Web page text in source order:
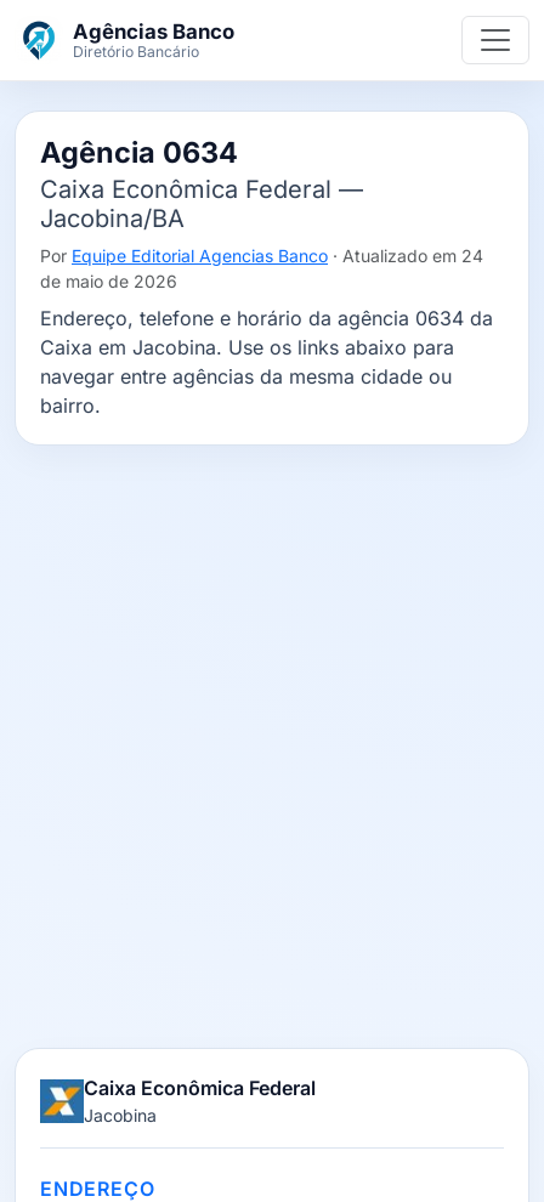
Agências Banco
Diretório Bancário
Agência 0634
Caixa Econômica Federal —
Jacobina/BA
Por Equipe Editorial Agencias Banco · Atualizado em 24
de maio de 2026
Endereço, telefone e horário da agência 0634 da
Caixa em Jacobina. Use os links abaixo para
navegar entre agências da mesma cidade ou
bairro.
Caixa Econômica Federal
Jacobina
ENDEREÇO